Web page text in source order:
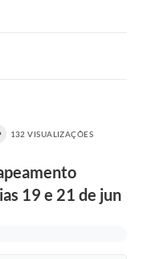
132 VISUALIZAÇÕES
19 e 21 de jun